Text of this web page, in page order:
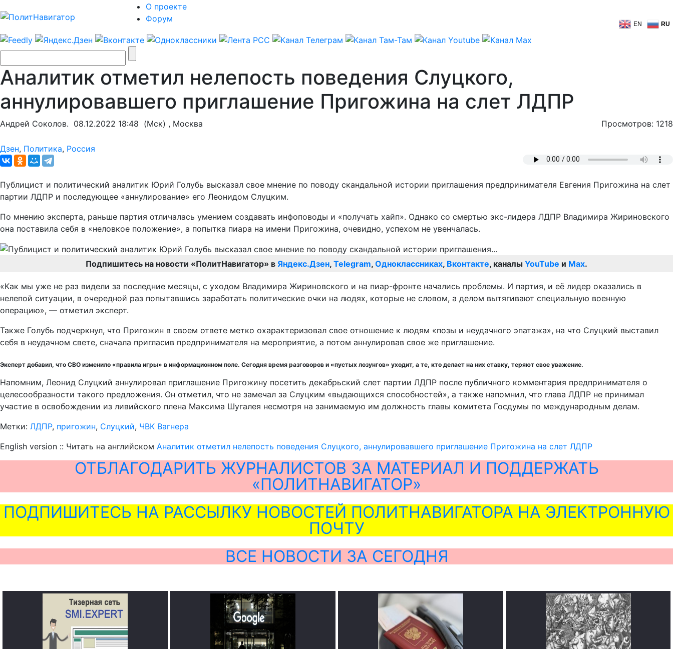
О проекте
Форум
EN RU
Аналитик отметил нелепость поведения Слуцкого,
аннулировавшего приглашение Пригожина на слет ЛДПР
Андрей Соколов. 08.12.2022 18:48 (Мск) , Москва Просмотров: 1218
Дзен, Политика, Россия
Публицист и политический аналитик Юрий Голубь высказал свое мнение по поводу скандальной истории приглашения предпринимателя Евгения Пригожина на слет
партии ЛДПР и последующее «аннулирование» его Леонидом Слуцким.
По мнению эксперта, раньше партия отличалась умением создавать инфоповоды и «получать хайп». Однако со смертью экс-лидера ЛДПР Владимира Жириновского
она поставила себя в «неловкое положение», а попытка пиара на имени Пригожина, очевидно, успехом не увенчалась.
Подпишитесь на новости «ПолитНавигатор» в Яндекс.Дзен, Telegram, Одноклассниках, Вконтакте, каналы YouTube и Max.
«Как мы уже не раз видели за последние месяцы, с уходом Владимира Жириновского и на пиар-фронте начались проблемы. И партия, и её лидер оказались в
нелепой ситуации, в очередной раз попытавшись заработать политические очки на людях, которые не словом, а делом вытягивают специальную военную
операцию», — отметил эксперт.
Также Голубь подчеркнул, что Пригожин в своем ответе метко охарактеризовал свое отношение к людям «позы и неудачного эпатажа», на что Слуцкий выставил
себя в неудачном свете, сначала пригласив предпринимателя на мероприятие, а потом аннулировав свое же приглашение.
Эксперт добавил, что СВО изменило «правила игры» в информационном поле. Сегодня время разговоров и «пустых лозунгов» уходит, а те, кто делает на них ставку, теряют свое уважение.
Напомним, Леонид Слуцкий аннулировал приглашение Пригожину посетить декабрьский слет партии ЛДПР после публичного комментария предпринимателя о
целесообразности такого предложения. Он отметил, что не замечал за Слуцким «выдающихся способностей», а также напомнил, что глава ЛДПР не принимал
участие в освобождении из ливийского плена Максима Шугалея несмотря на занимаемую им должность главы комитета Госдумы по международным делам.
Метки: ЛДПР, пригожин, Слуцкий, ЧВК Вагнера
English version :: Читать на английском Аналитик отметил нелепость поведения Слуцкого, аннулировавшего приглашение Пригожина на слет ЛДПР
ОТБЛАГОДАРИТЬ ЖУРНАЛИСТОВ ЗА МАТЕРИАЛ И ПОДДЕРЖАТЬ
«ПОЛИТНАВИГАТОР»
ПОДПИШИТЕСЬ НА РАССЫЛКУ НОВОСТЕЙ ПОЛИТНАВИГАТОРА НА ЭЛЕКТРОННУЮ
ПОЧТУ
ВСЕ НОВОСТИ ЗА СЕГОДНЯ